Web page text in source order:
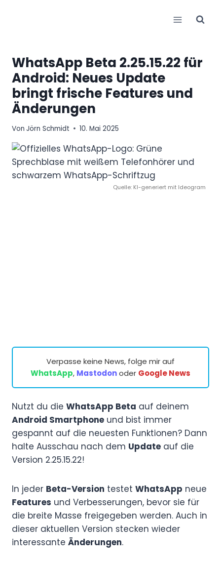
WhatsApp Beta 2.25.15.22 für
Android: Neues Update
bringt frische Features und
Änderungen
Von Jörn Schmidt 10. Mai 2025
Quelle: KI-generiert mit Ideogram
Verpasse keine News, folge mir auf
WhatsApp, Mastodonoder Google News
Nutzt du die WhatsApp Beta auf deinem
Android Smartphone und bist immer
gespannt auf die neuesten Funktionen? Dann
halte Ausschau nach dem Update auf die
Version 2.25.15.22!
In jeder Beta-Version testet WhatsApp neue
Features und Verbesserungen, bevor sie für
die breite Masse freigegeben werden. Auch in
dieser aktuellen Version stecken wieder
interessante Änderungen.